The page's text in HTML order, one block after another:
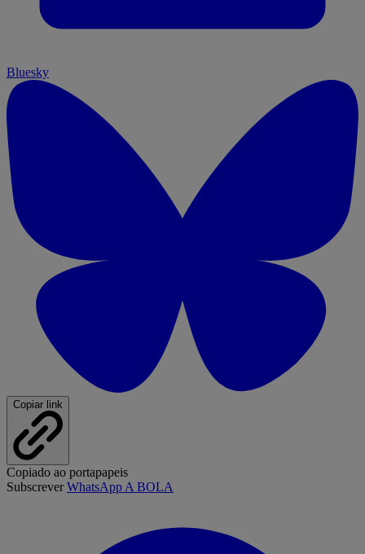
Bluesky
Copiar link
Copiado ao portapapeis
SubscreverWhatsApp A BOLA